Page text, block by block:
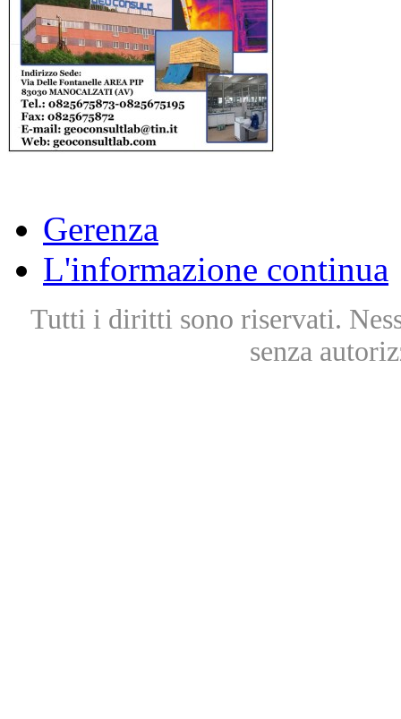
Gerenza
L'informazione continua
Tutti i diritti sono riservati.
senza